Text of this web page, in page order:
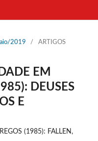
2019
/ ARTIGOS
EM
DEUSES
E
(1985): FALLEN,